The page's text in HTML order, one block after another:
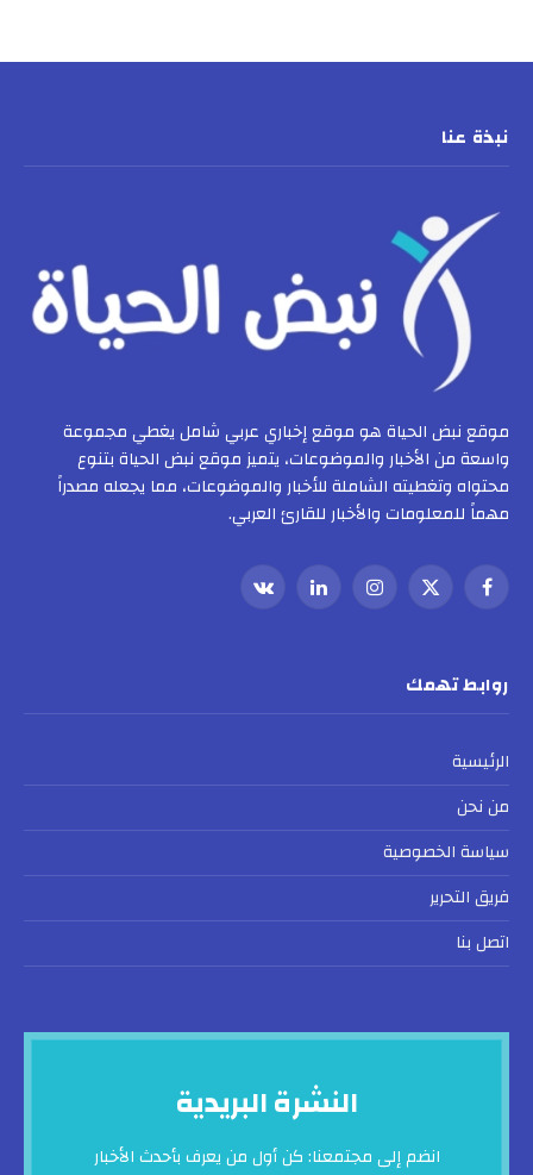
نبذة عنا
موقع نبض الحياة هو موقع إخباري عربي شامل يغطي مجموعة
واسعة من الأخبار والموضوعات، يتميز موقع نبض الحياة بتنوع
محتواه وتغطيته الشاملة للأخبار والموضوعات، مما يجعله مصدراً
مهماً للمعلومات والأخبار للقارئ العربي.
فيسبوك
X
الانستغراملينكدإنVKontakte
روابط تهمك
الرئيسية
من نحن
سياسة الخصوصية
فريق التحرير
اتصل بنا
النشرة البريدية
انضم إلى مجتمعنا: كن أول من يعرف بأحدث الأخبار